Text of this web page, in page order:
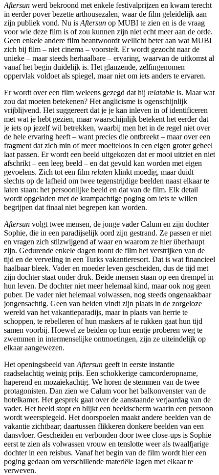
Aftersun werd bekroond met enkele festivalprijzen en kwam terecht
in eerder pover bezette arthousezalen, waar de film geleidelijk aan
zijn publiek vond. Nu is Aftersun op MUBI te zien en is de vraag
voor wie deze film is of zou kunnen zijn niet echt meer aan de orde.
Geen enkele andere film beantwoordt wellicht beter aan wat MUBI
zich bij film – niet cinema – voorstelt. Er wordt gezocht naar de
unieke – maar steeds herhaalbare – ervaring, waarvan de uitkomst al
vanaf het begin duidelijk is. Het glanzende, zelfingenomen
oppervlak voldoet als spiegel, maar niet om iets anders te ervaren.
Er wordt over een film weleens gezegd dat hij relatable is. Maar wat
zou dat moeten betekenen? Het anglicisme is ogenschijnlijk
vrijblijvend. Het suggereert dat je je kan inleven in of identificeren
met wat je hebt gezien, maar waarschijnlijk betekent het eerder dat
je iets op jezelf wil betrekken, waarbij men het in de regel niet over
de hele ervaring heeft – want precies die ontbreekt – maar over een
fragment dat zich min of meer moeiteloos in een eigen groter geheel
laat passen. Er wordt een beeld uitgekozen dat er mooi uitziet en niet
afschrikt – een leeg beeld – en dat gevuld kan worden met eigen
gevoelens. Zich tot een film relaten klinkt moedig, maar duidt
slechts op de lafheid om twee tegenstrijdige beelden naast elkaar te
laten staan: het persoonlijke beeld en dat van de film. Elk detail
wordt opgeladen met de krampachtige poging om iets te willen
begrijpen dat finaal niet begrepen kan worden.
Aftersun volgt twee mensen, de jonge vader Calum en zijn dochter
Sophie, die in een paradijselijk oord zijn gestrand. Ze passen er niet
en vragen zich stilzwijgend af waar en waarom ze hier überhaupt
zijn. Gedurende enkele dagen toont de film het verstrijken van de
tijd en de verveling in een Turks vakantieresort. Dat is wat financieel
haalbaar bleek. Vader en moeder leven gescheiden, dus de tijd met
zijn dochter staat onder druk. Beide mensen staan op een drempel in
hun leven. De dochter niet meer helemaal kind, maar ook nog geen
puber. De vader niet helemaal volwassen, nog steeds ongenaakbaar
jongensachtig. Geen van beiden vindt zijn plaats in de zorgeloze
wereld van het vakantieparadijs, maar in plaats van herrie te
schoppen, te rebelleren of hun maskers af te rukken gaat hun tijd
samen voorbij. Hoewel ze beiden op hun eentje proberen weg te
zwemmen in intermenselijke ontmoetingen, zijn ze uiteindelijk op
elkaar aangewezen.
Het openingsbeeld van Aftersun geeft in eerste instantie
raadselachtig weinig prijs. Een schokkerige camcorderopname,
haperend en mozaïekachtig. We horen de stemmen van de twee
protagonisten. Dan zien we Calum voor het balkonvenster van de
hotelkamer. Het gesprek gaat over de aanstaande verjaardag van de
vader. Het beeld stopt en blijkt een beeldscherm waarin een persoon
wordt weerspiegeld. Het doorspoelen maakt andere beelden van de
vakantie zichtbaar; daartussen flikkeren donkere beelden van een
dansvloer. Gescheiden en verbonden door twee close-ups is Sophie
eerst te zien als volwassen vrouw en tenslotte weer als twaalfjarige
dochter in een reisbus. Vanaf het begin van de film wordt hier een
poging gedaan om verschillende materiële lagen met elkaar te
verweven.